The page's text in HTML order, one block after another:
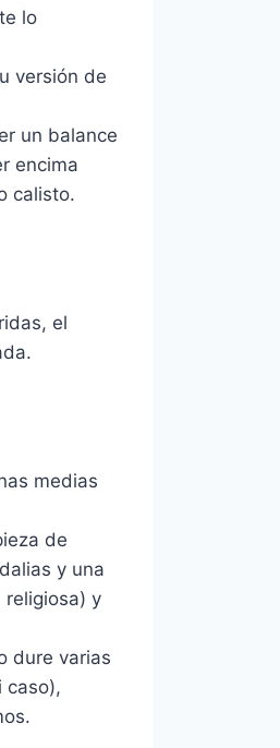
lo
versión de
un balance
encima
calisto.
el
medias
de
y una
y
dure varias
caso),